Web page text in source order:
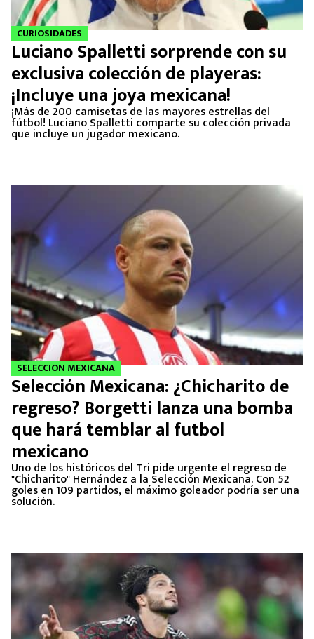
CURIOSIDADES
Luciano Spalletti sorprende con su
exclusiva colección de playeras:
¡Incluye una joya mexicana!
¡Más de 200 camisetas de las mayores estrellas del
fútbol! Luciano Spalletti comparte su colección privada
que incluye un jugador mexicano.
SELECCION MEXICANA
Selección Mexicana: ¿Chicharito de
regreso? Borgetti lanza una bomba
que hará temblar al futbol
mexicano
Uno de los históricos del Tri pide urgente el regreso de
"Chicharito" Hernández a la Selección Mexicana. Con 52
goles en 109 partidos, el máximo goleador podría ser una
solución.